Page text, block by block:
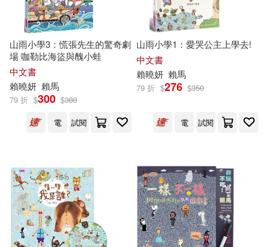
山雨小學3：慌張先生的驚奇劇
場 咖勒比海盜與醜小蛙
中文書
賴曉妍 賴馬
79 折 $300 $380
電
試閱
山雨小學1：愛哭公主上學去!
中文書
賴曉妍 賴馬
79 折 $276 $350
電 試閱